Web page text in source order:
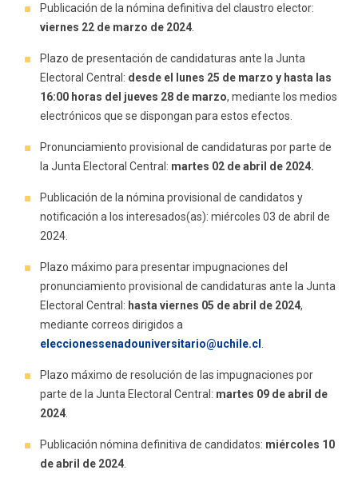
Publicación de la nómina definitiva del claustro elector:
viernes 22 de marzo de 2024
Plazo de presentación de candidaturas ante la Junta
Electoral Central: desde el lunes 25 de marzo y hasta las
16:00 horas del jueves 28 de marzo, mediante los medios
electrónicos que se dispongan para estos efectos.
Pronunciamiento provisional de candidaturas por parte de
la Junta Electoral Central: martes 02 de abril de 2024.
Publicación de la nómina provisional de candidatos y
notificación a los interesados(as): miércoles 03 de abril de
2024.
Plazo máximo para presentar impugnaciones del
pronunciamiento provisional de candidaturas ante la Junta
Electoral Central: hasta viernes 05 de abril de 2024,
mediante correos dirigidos a
eleccionessenadouniversitario@uchile.cl
Plazo máximo de resolución de las impugnaciones por
parte de la Junta Electoral Central: martes 09 de abril de
2024
Publicación nómina definitiva de candidatos: miércoles 10
de abril de 2024